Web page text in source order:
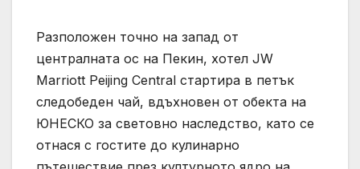
Разположен точно на запад от
централната ос на Пекин, хотел JW
Marriott Peijing Central стартира в петък
следобеден чай, вдъхновен от обекта на
ЮНЕСКО за световно наследство, като се
отнася с гостите до кулинарно